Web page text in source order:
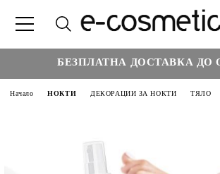
БЕЗПЛАТНА ДОСТАВКА ДО
Начало НОКТИ ДЕКОРАЦИИ ЗА НОКТИ ТЯЛО